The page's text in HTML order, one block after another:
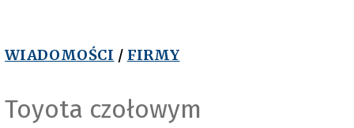
WIADOMOŚCI / FIRMY
Toyota czołowym